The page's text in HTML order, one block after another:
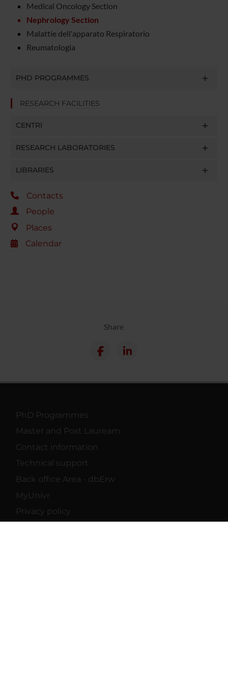
Medical Oncology Section
Nephrology Section
Malattie dell'apparato Respiratorio
Reumatologia
PHD PROGRAMMES
RESEARCH FACILITIES
CENTRI
RESEARCH LABORATORIES
LIBRARIES
Contacts
People
Places
Calendar
Share
PhD Programmes
Master and Post Lauream
Contact information
Technical support
Back office Area - dbErw
MyUnivr
Privacy policy